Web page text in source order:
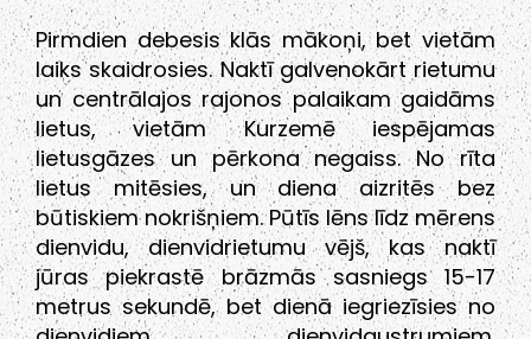
Pirmdien debesis klās mākoņi, bet vietām
laiks skaidrosies. Naktī galvenokārt rietumu
un centrālajos rajonos palaikam gaidāms
lietus, vietām Kurzemē iespējamas
lietusgāzes un pērkona negaiss. No rīta
lietus mitēsies, un diena aizritēs bez
būtiskiem nokrišņiem. Pūtīs lēns līdz mērens
dienvidu, dienvidrietumu vējš, kas naktī
jūras piekrastē brāzmās sasniegs 15-17
metrus sekundē, bet dienā iegriezīsies no